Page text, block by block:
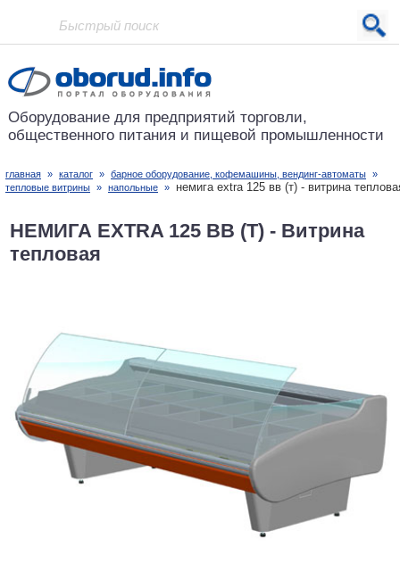
Проект основан в 2001 году
Оборудование для предприятий торговли,
общественного питания и пищевой промышленности
главная » каталог » барное оборудование, кофемашины, вендинг-автоматы »
тепловые витрины » напольные » немига extra 125 вв (т) - витрина
НЕМИГА EXTRA 125 ВВ (Т) - Витрина
тепловая